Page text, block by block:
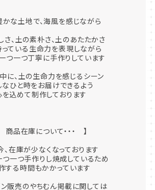
かな土地で、海風を感じながら
さ、土の素朴さ、土のあたたかさ
ている生命力を表現しながら
つ一つ丁寧に手作りしています
に、土の生命力を感じるシーン
なひと時をお届けできるよう
を込めて制作しております
商品在庫について・・・ 】
、在庫が少なくなっております
一つ手作りし焼成しているため
する時間もかかっています
ン販売のやちむん掲載に関しては